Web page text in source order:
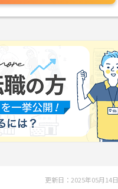
更新日：2025年05月14日